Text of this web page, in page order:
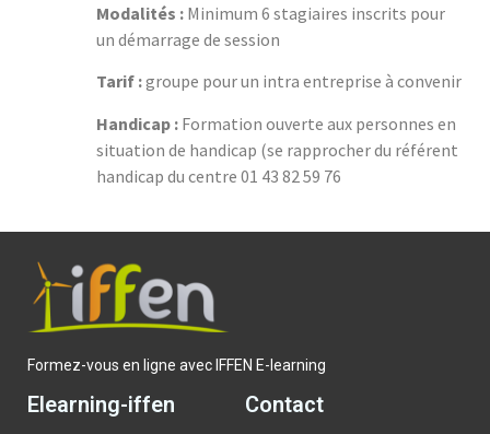
Modalités :Minimum 6 stagiaires inscrits pour
un démarrage de session
Tarif :groupe pour un intra entreprise à convenir
Handicap :Formation ouverte aux personnes en
situation de handicap (se rapprocher du référent
handicap du centre 01 43 82 59 76
Formez-vous en ligne avec IFFEN E-learning
Elearning-iffen Contact